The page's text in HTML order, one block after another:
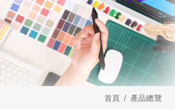
首頁 產品總覽